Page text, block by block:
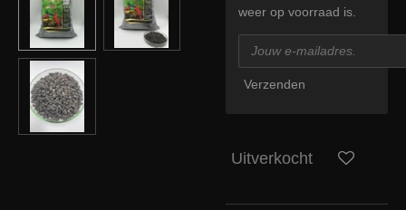
weer op voorraad is.
Verzenden
Uitverkocht